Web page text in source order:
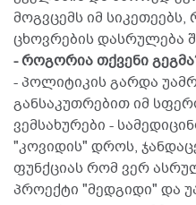
მოგვცემს იმ
ცხოვრების დასრულება
- როგორია თქვენი
- პოლიტიკის გარდა
განსაკუთრებით იმ
ვემსახურები -
"კოვიდის" დროს,
ფუნქციას რომ ვერ
პროექტი "მედგიდი" და